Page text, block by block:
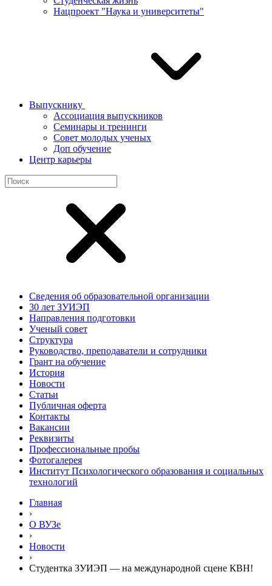
Нацпроект "Наука и университеты"
Выпускнику
Ассоциация выпускников
Семинары и тренинги
Совет молодых ученых
Доп обучение
Центр карьеры
Сведения об образовательной организации
30 лет ЗУИЭП
Направления подготовки
Ученый совет
Структура
Руководство, преподаватели и сотрудники
Грант на обучение
История
Новости
Статьи
Публичная оферта
Контакты
Вакансии
Реквизиты
Профессиональные пробы
Фотогалерея
Институт Психологического образования и социальных
технологий
Главная
›
О ВУЗе
›
Новости
›
Студентка ЗУИЭП — на международной сцене КВН!